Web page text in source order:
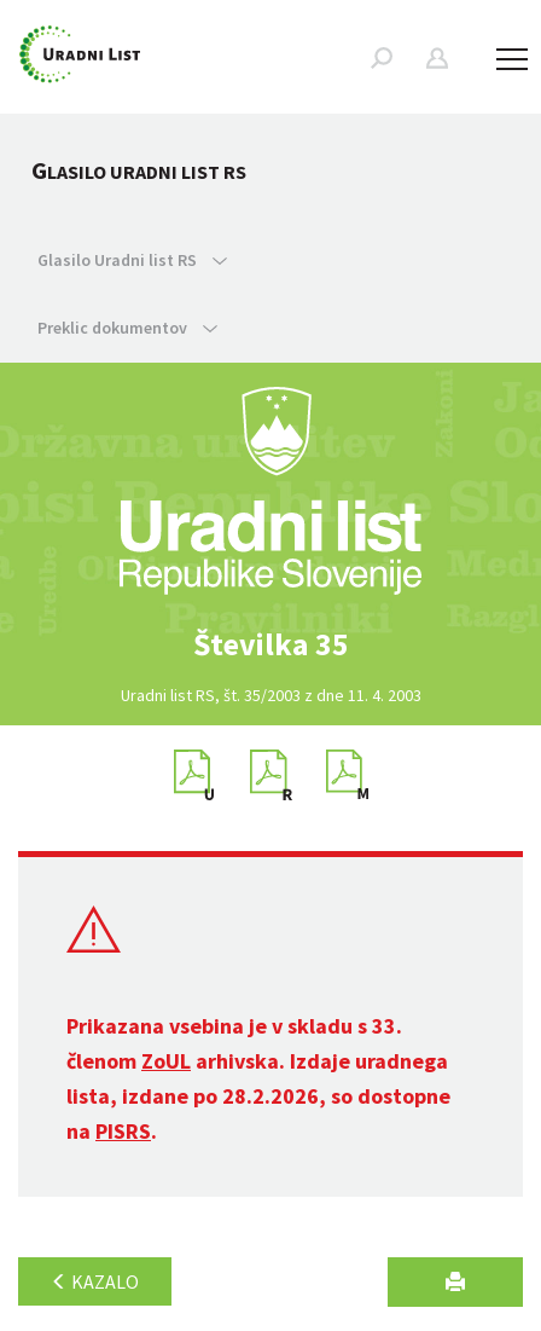
GLASILO URADNI LIST RS
Glasilo Uradni list RS
Preklic dokumentov
Številka 35
Uradni list RS, št. 35/2003 z dne 11. 4. 2003
Prikazana vsebina je v skladu s 33.
členom ZoUL arhivska. Izdaje uradnega
lista, izdane po 28.2.2026, so dostopne
na PISRS.
KAZALO